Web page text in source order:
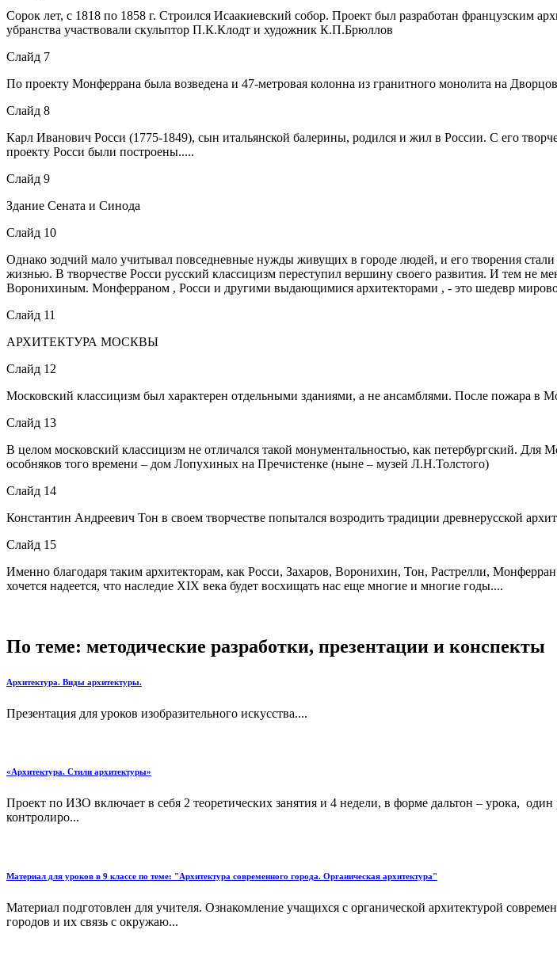
Сорок лет, с 1818 по 1858 г. Строился Исаакиевский собор. Проект был разработан
убранства участвовали скульптор П.К.Клодт и художник К.П.Брюллов
Слайд 7
По проекту Монферрана была возведена и 47-метровая колонна из гранитного монолита на
Слайд 8
Карл Иванович Росси (1775-1849), сын итальянской балерины, родился и жил в России. С его
проекту Росси были построены.....
Слайд 9
Здание Сената и Синода
Слайд 10
Однако зодчий мало учитывал повседневные нужды живущих в городе людей, и его творения
жизнью. В творчестве Росси русский классицизм переступил вершину своего развития. И тем не
Воронихиным. Монферраном , Росси и другими выдающимися архитекторами , - это шедевр
Слайд 11
АРХИТЕКТУРА МОСКВЫ
Слайд 12
Московский классицизм был характерен отдельными зданиями, а не ансамблями. После пожара в
Слайд 13
В целом московский классицизм не отличался такой монументальностью, как петербургский.
особняков того времени – дом Лопухиных на Пречистенке (ныне – музей Л.Н.Толстого)
Слайд 14
Константин Андреевич Тон в своем творчестве попытался возродить традиции древнерусской
Слайд 15
Именно благодаря таким архитекторам, как Росси, Захаров, Воронихин, Тон, Растрелли,
хочется надеется, что наследие XIX века будет восхищать нас еще многие и многие годы....
По теме: методические разработки, презентации и конспекты
Архитектура. Виды архитектуры.
Презентация для уроков изобразительного искусства....
«Архитектура. Стили архитектуры»
Проект по ИЗО включает в себя 2 теоретических занятия и 4 недели, в форме дальтон – урока,
контролиро...
Материал для уроков в 9 классе по теме: "Архитектура современного города. Органическая архитектура"
Материал подготовлен для учителя. Ознакомление учащихся с органической архитектурой
городов и их связь с окружаю...